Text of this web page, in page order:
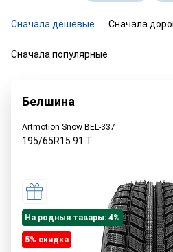
Сначала дешевые Сначала
Сначала популярные
Белшина
Artmotion Snow BEL-337
195/65R15 91 T
На родныя тавары: 4%
5% cкидка